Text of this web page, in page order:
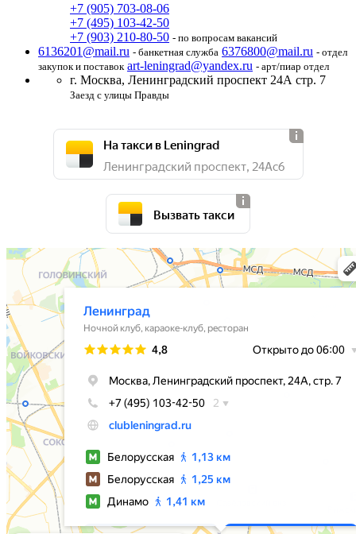
+7 (905) 703-08-06
+7 (495) 103-42-50
+7 (903) 210-80-50 - по вопросам вакансий
6136201@mail.ru - банкетная служба 6376800@mail.ru - отдел
закупок и поставок art-leningrad@yandex.ru - арт/пиар отдел
г. Москва, Ленинградский проспект 24А стр. 7
Заезд с улицы Правды
На такси в Leningrad
Ленинградский проспект, 24Ас6
Вызвать такси